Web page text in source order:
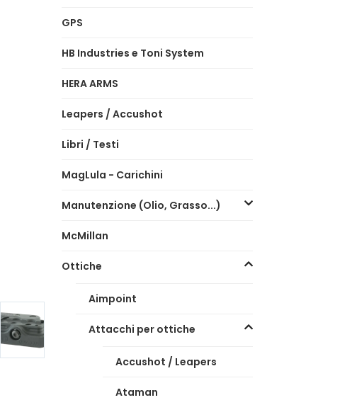
GPS
HB Industries e Toni System
HERA ARMS
Leapers / Accushot
Libri / Testi
MagLula - Carichini
Manutenzione (Olio, Grasso...)
McMillan
Ottiche
Aimpoint
Attacchi per ottiche
Accushot / Leapers
Ataman